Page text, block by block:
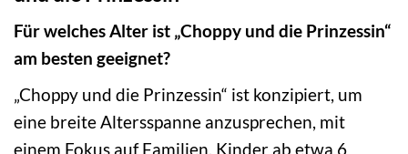
Für welches Alter ist „Choppy und die Prinzessin“
am besten geeignet?
„Choppy und die Prinzessin“ ist konzipiert, um
eine breite Altersspanne anzusprechen, mit
einem Fokus auf Familien. Kinder ab etwa 6